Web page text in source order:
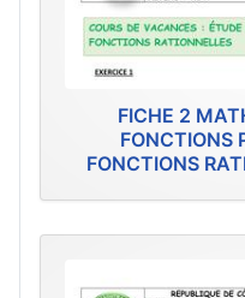
FICHE 2
FONCTIONS
FONCTIONS